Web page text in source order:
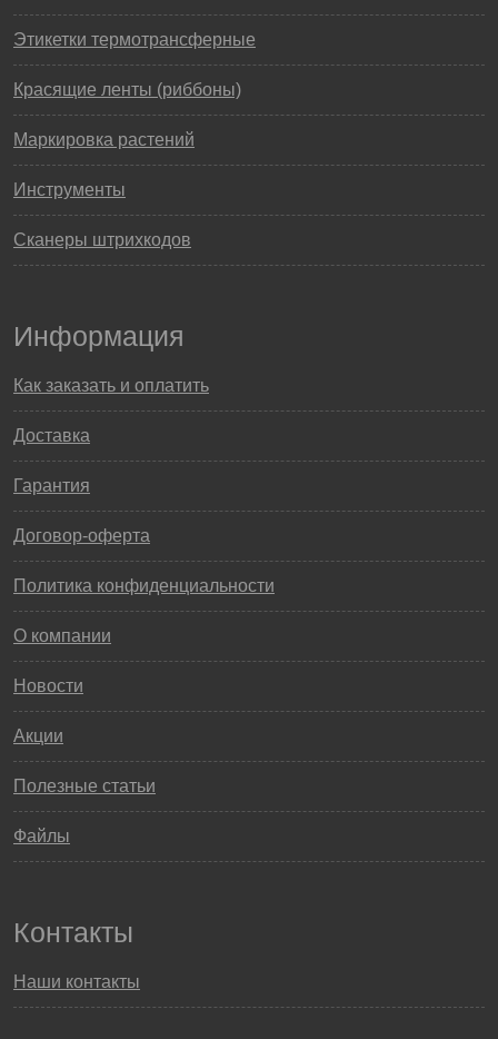
Этикетки термотрансферные
Красящие ленты (риббоны)
Маркировка растений
Инструменты
Сканеры штрихкодов
Информация
Как заказать и оплатить
Доставка
Гарантия
Договор-оферта
Политика конфиденциальности
О компании
Новости
Акции
Полезные статьи
Файлы
Контакты
Наши контакты